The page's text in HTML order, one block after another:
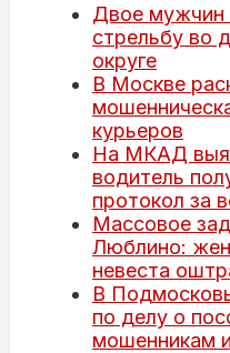
Двое мужчин
стрельбу во
округе
В Москве
курьеров
На МКАД
водитель
протокол за
Массовое
Люблино:
невеста
В
по делу о
мошенникам